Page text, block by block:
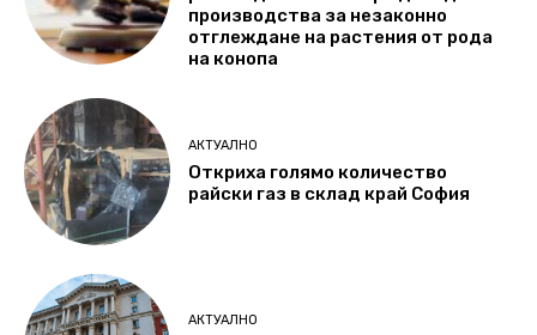
производства за незаконно
отглеждане на растения от рода
на конопа
АКТУАЛНО
Откриха голямо количество
райски газ в склад край София
АКТУАЛНО